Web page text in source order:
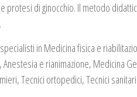
protesi di ginocchio. Il metodo
in Medicina fisica e
e rianimazione, Medicina
Tecnici ortopedici, Tecnici